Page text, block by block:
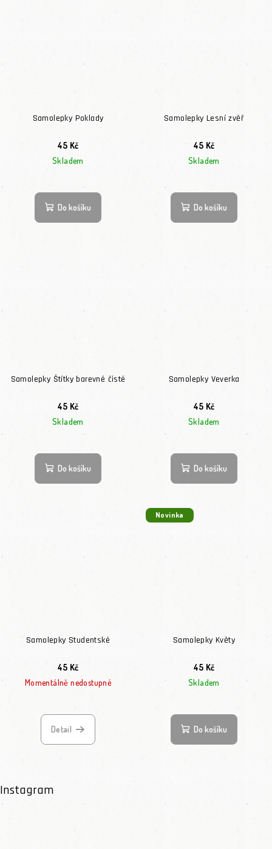
Samolepky Poklady
45 Kč
Skladem
Do košíku
Samolepky Lesní zvěř
45 Kč
Skladem
Do košíku
Samolepky Štítky barevné čisté
45 Kč
Skladem
Do košíku
Samolepky Veverka
45 Kč
Skladem
Do košíku
Samolepky Studentské
45 Kč
Momentálně nedostupné
Detail
Novinka
Samolepky Květy
45 Kč
Skladem
Do košíku
Instagram